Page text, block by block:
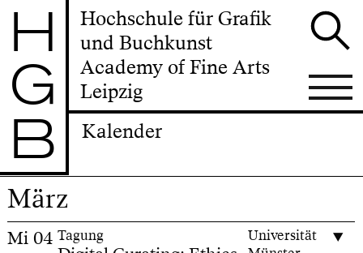
H
G
B
Hochschule für Grafik
und Buchkunst
Academy of Fine Arts
Leipzig
Kalender
März
Mi 04 Tagung
Universität